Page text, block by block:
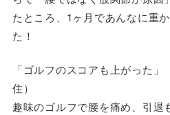
たところ、1ヶ月であんなに重
た！
「ゴルフのスコアも上がった
住）
趣味のゴルフで腰を痛め、引退